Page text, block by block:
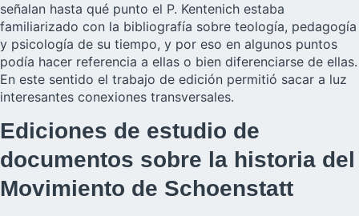
señalan hasta qué punto el P. Kentenich estaba
familiarizado con la bibliografía sobre teología, pedagogía
y psicología de su tiempo, y por eso en algunos puntos
podía hacer referencia a ellas o bien diferenciarse de ellas.
En este sentido el trabajo de edición permitió sacar a luz
interesantes conexiones transversales.
Ediciones de estudio de
documentos sobre la historia del
Movimiento de Schoenstatt